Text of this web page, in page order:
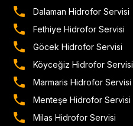
Dalaman Hidrofor Servisi
Fethiye Hidrofor Servisi
Göcek Hidrofor Servisi
Köyceğiz Hidrofor Servisi
Marmaris Hidrofor Servisi
Menteşe Hidrofor Servisi
Milas Hidrofor Servisi